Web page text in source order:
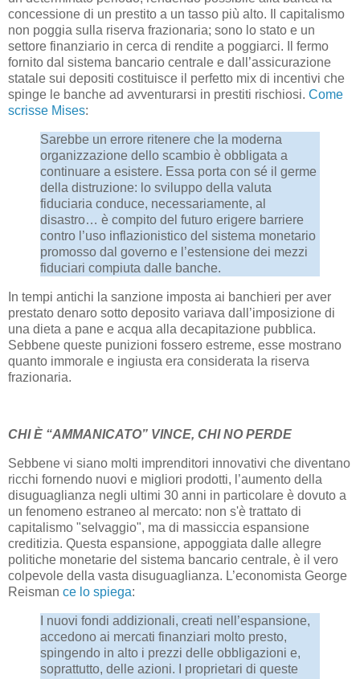
concessione di un prestito a un tasso più alto. Il capitalismo
non poggia sulla riserva frazionaria; sono lo stato e un
settore finanziario in cerca di rendite a poggiarci. Il fermo
fornito dal sistema bancario centrale e dall’assicurazione
statale sui depositi costituisce il perfetto mix di incentivi che
spinge le banche ad avventurarsi in prestiti rischiosi. Come
scrisse Mises:
Sarebbe un errore ritenere che la moderna
organizzazione dello scambio è obbligata a
continuare a esistere. Essa porta con sé il germe
della distruzione: lo sviluppo della valuta
fiduciaria conduce, necessariamente, al
disastro… è compito del futuro erigere barriere
contro l’uso inflazionistico del sistema monetario
promosso dal governo e l’estensione dei mezzi
fiduciari compiuta dalle banche.
In tempi antichi la sanzione imposta ai banchieri per aver
prestato denaro sotto deposito variava dall’imposizione di
una dieta a pane e acqua alla decapitazione pubblica.
Sebbene queste punizioni fossero estreme, esse mostrano
quanto immorale e ingiusta era considerata la riserva
frazionaria.
CHI È “AMMANICATO” VINCE, CHI NO PERDE
Sebbene vi siano molti imprenditori innovativi che diventano
ricchi fornendo nuovi e migliori prodotti, l’aumento della
disuguaglianza negli ultimi 30 anni in particolare è dovuto a
un fenomeno estraneo al mercato: non s'è trattato di
capitalismo "selvaggio", ma di massiccia espansione
creditizia. Questa espansione, appoggiata dalle allegre
politiche monetarie del sistema bancario centrale, è il vero
colpevole della vasta disuguaglianza. L’economista George
Reisman ce lo spiega:
I nuovi fondi addizionali, creati nell’espansione,
accedono ai mercati finanziari molto presto,
spingendo in alto i prezzi delle obbligazioni e,
soprattutto, delle azioni. I proprietari di queste